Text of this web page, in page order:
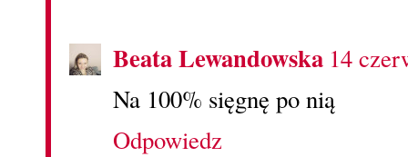
Beata Lewandowska 14
Na 100% sięgnę po nią
Odpowiedz